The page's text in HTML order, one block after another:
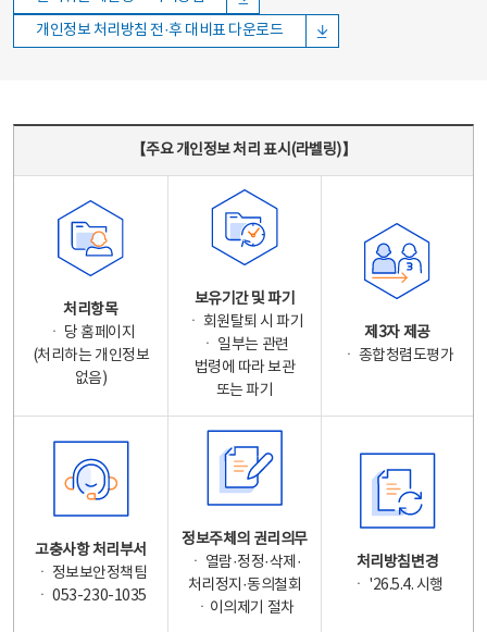
개인정보 처리방침 전·후 대비표 다운로드
【주요 개인정보 처리 표시(라벨링)】
처리항목
ㆍ 당 홈페이지
(처리하는 개인정보
없음)
보유기간 및 파기
ㆍ 회원탈퇴 시 파기
ㆍ 일부는 관련
법령에 따라 보관
또는 파기
제3자 제공
ㆍ 종합청렴도평가
고충사항 처리부서
ㆍ 정보보안정책팀
ㆍ 053-230-1035
정보주체의 권리의무
ㆍ 열람·정정·삭제·
처리정지·동의철회
ㆍ이의제기 절차
처리방침변경
ㆍ '26.5.4. 시행